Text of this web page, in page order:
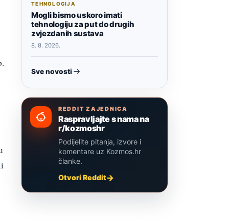
TEHNOLOGIJA
Mogli bismo uskoro imati
tehnologiju za put do drugih
zvjezdanih sustava
8. 8. 2026.
Sve novosti
REDDIT ZAJEDNICA
Raspravljajte s nama na
r/kozmoshr
Podijelite pitanja, izvore i
komentare uz Kozmos.hr
članke.
Otvori Reddit